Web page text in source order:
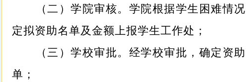
（二）学院审核。学院根据学生困难情
定拟资助名单及金额上报学生工作处；
（三）学校审批。经学校审批，确定资
单；